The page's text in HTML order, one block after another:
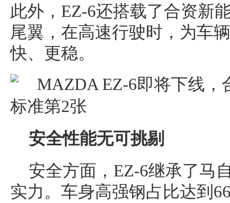
此外，EZ-6还搭载了合资新
尾翼，在高速行驶时，为车
快、更稳。
安全性能无可挑剔
安全方面，EZ-6继承了马
实力。车身高强钢占比达到